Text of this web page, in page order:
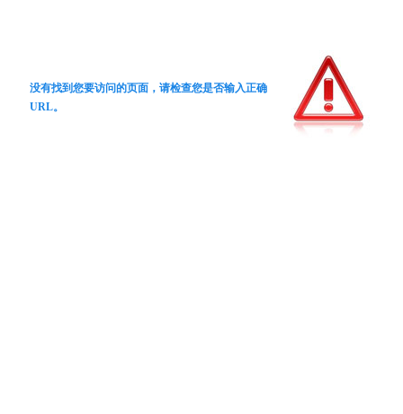
没有找到您要访问的页面，请检查您是否输入正确
URL。